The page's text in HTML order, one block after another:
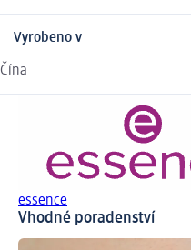
Vyrobeno v
Čína
essence
Vhodné poradenství